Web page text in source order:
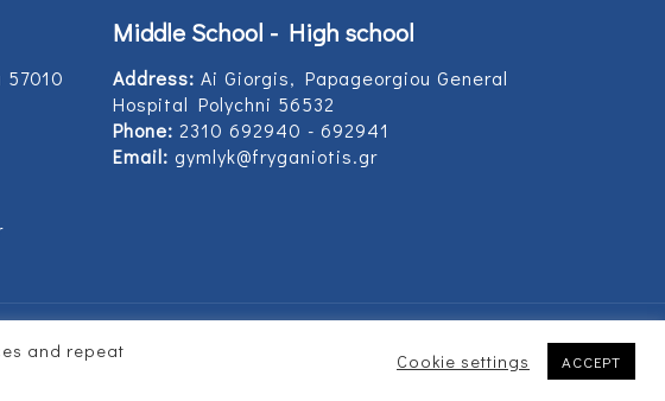
57010
Middle School - High school
Address: Ai Giorgis, Papageorgiou General
Hospital Polychni 56532
Phone: 2310 692940 - 692941
Email: gymlyk@fryganiotis.gr
and repeat
Cookie settings ACCEPT